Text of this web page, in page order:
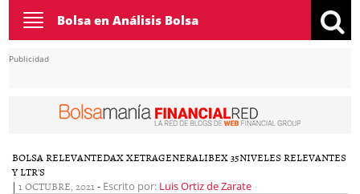
Toggle
navigation
Bolsa en Análisis Bolsa
Publicidad
BOLSA RELEVANTEDAX XETRAGENERALIBEX 35NIVELES RELEVANTES
Y LTR'S
| 1 OCTUBRE, 2021 - Escrito por: Luis Ortiz de Zarate